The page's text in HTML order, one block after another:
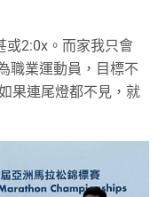
或2:0x。而家我只會
職業運動員，目標不
果連尾燈都不見，就